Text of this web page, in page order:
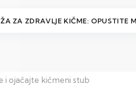
ZA ZDRAVLJE KIČME: OPUSTITE